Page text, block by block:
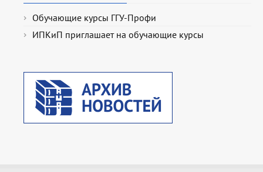
Обучающие курсы ГГУ-Профи
ИПКиП приглашает на обучающие курсы